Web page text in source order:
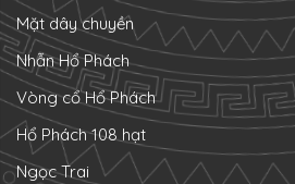
Mặt dây chuyền
Nhẫn Hổ Phách
Vòng cổ Hổ Phách
Hổ Phách 108 hạt
Ngọc Trai